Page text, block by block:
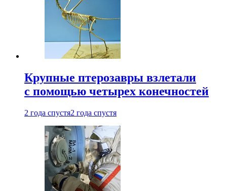
Крупные птерозавры взлетали
с помощью четырех конечностей
2 года спустя2 года спустя